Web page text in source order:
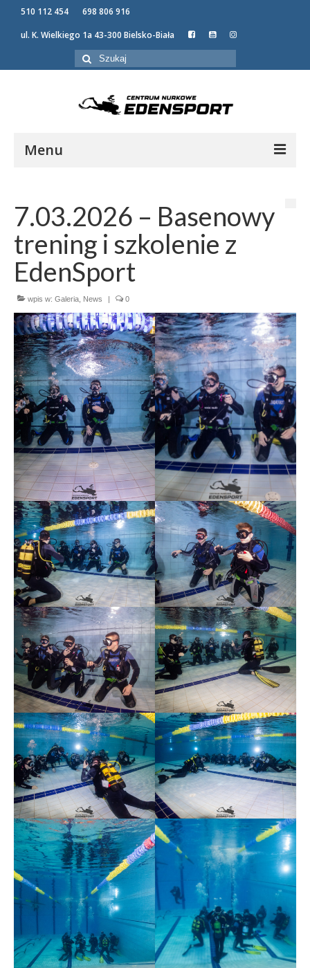
510 112 454
698 806 916
ul. K. Wielkiego 1a 43-300 Bielsko-Biała
Szuklaj
w:
Menu
OFERTA
NEWSY
GALERIA
O NAS
7.03.2026 – Basenowy
trening i szkolenie z
EdenSport
wpis w: Galeria News | 0